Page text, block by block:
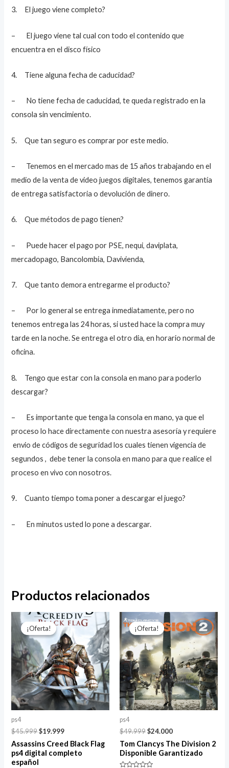
3. El juego viene completo?
– El juego viene tal cual con todo el contenido que
encuentra en el disco físico
4. Tiene alguna fecha de caducidad?
– No tiene fecha de caducidad, te queda registrado en la
consola sin vencimiento.
5. Que tan seguro es comprar por este medio.
– Tenemos en el mercado mas de 15 años trabajando en el
medio de la venta de video juegos digitales, tenemos garantía
de entrega satisfactoria o devolución de dinero.
6. Que métodos de pago tienen?
– Puede hacer el pago por PSE, nequi, daviplata,
mercadopago, Bancolombia, Davivienda,
7. Que tanto demora entregarme el producto?
– Por lo general se entrega inmediatamente, pero no
tenemos entrega las 24 horas, si usted hace la compra muy
tarde en la noche. Se entrega el otro dia, en horario normal de
oficina.
8. Tengo que estar con la consola en mano para poderlo
descargar?
– Es importante que tenga la consola en mano, ya que el
proceso lo hace directamente con nuestra asesoría y requiere
envio de códigos de seguridad los cuales tienen vigencia de
segundos , debe tener la consola en mano para que realice el
proceso en vivo con nosotros.
9. Cuanto tiempo toma poner a descargar el juego?
– En minutos usted lo pone a descargar.
Productos relacionados
¡Oferta!
¡Oferta!
ps4
$45.999
El
precio
original
era:
$45.999.
$19.999
El
precio
actual
es:
$19.999.
Assassins Creed Black Flag
ps4 digital completo
español
¡Oferta!
¡Oferta!
ps4
$49.999
precio
original
era:
$49.999.
$24.000
precio
actual
es:
$24.000.
Tom Clancys The Division 2
Disponible Garantizado